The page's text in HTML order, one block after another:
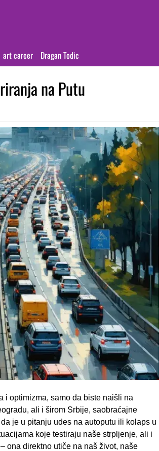
art career Dragan Todic
na Putu
i optimizma, samo da biste naišli na
ali i širom Srbije, saobraćajne
je u pitanju udes na autoputu ili kolaps u
koje testiraju naše strpljenje, ali i
ona direktno utiče na naš život, naše